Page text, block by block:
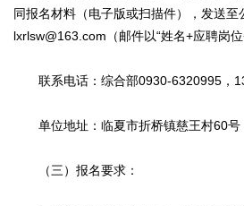
同报名材料（电子版或扫描件），发送至
lxrlsw@163.com（邮件以“姓名+应聘岗位
联系电话：综合部0930-6320995，
单位地址：临夏市折桥镇慈王村60号
（三）报名要求：